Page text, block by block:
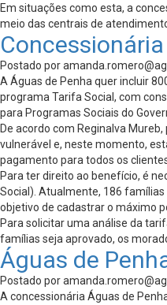
Em situações como esta, a
meio das centrais de
Postado por
A Águas de Penha quer incluir
programa Tarifa Social, com
para Programas Sociais do
De acordo com Reginalva
vulnerável e, neste momento,
pagamento para todos os
Para ter direito ao benefício, é
Social). Atualmente, 186
objetivo de cadastrar o máximo
Para solicitar uma análise da
famílias seja aprovado, os
Águas de
Postado por
A concessionária Águas de